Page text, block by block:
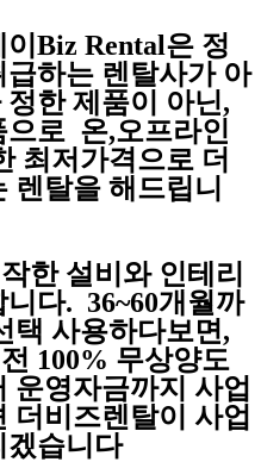
Biz Rental은 정
하는 렌탈사가 아
한 제품이 아닌,
으로 온,오프라인
최저가격으로 더
렌탈을 해드립니
한 설비와 인테리
다. 36~60개월까
택 사용하다보면,
100% 무상양도
운영자금까지 사업
더비즈렌탈이 사업
겠습니다